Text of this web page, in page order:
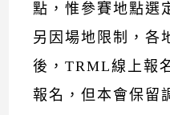
點，惟參賽地點選
另因場地限制，各
後，TRML線上報
報名，但本會保留